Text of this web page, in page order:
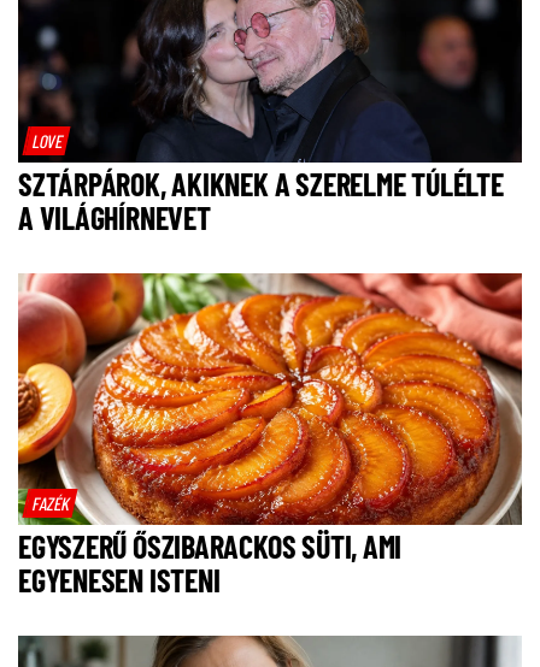
LOVE
SZTÁRPÁROK, AKIKNEK A SZERELME TÚLÉLTE
A VILÁGHÍRNEVET
FAZÉK
EGYSZERŰ ŐSZIBARACKOS SÜTI, AMI
EGYENESEN ISTENI